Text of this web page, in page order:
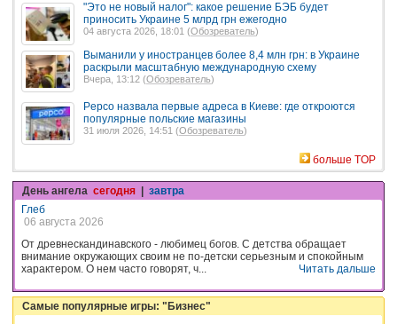
"Это не новый налог": какое решение БЭБ будет
приносить Украине 5 млрд грн ежегодно
04 августа 2026, 18:01 (Обозреватель)
Выманили у иностранцев более 8,4 млн грн: в Украине
раскрыли масштабную международную схему
Вчера, 13:12 (Обозреватель)
Pepco назвала первые адреса в Киеве: где откроются
популярные польские магазины
31 июля 2026, 14:51 (Обозреватель)
больше TOP
День ангела сегодня | завтра
Глеб
06 августа 2026
От древнескандинавского - любимец богов. С детства обращает
внимание окружающих своим не по-детски серьезным и спокойным
характером. О нем часто говорят, ч...
Читать дальше
Самые популярные игры: "Бизнес"